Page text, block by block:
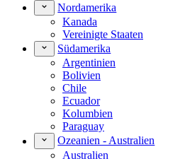
Nordamerika
Kanada
Vereinigte Staaten
Südamerika
Argentinien
Bolivien
Chile
Ecuador
Kolumbien
Paraguay
Ozeanien - Australien
Australien